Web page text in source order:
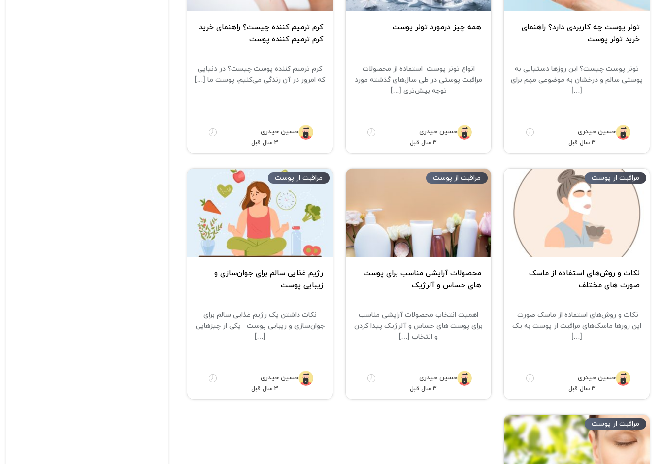
تونر پوست چه کاربردی دارد؟ راهنمای
خرید تونر پوست
تونر پوست چیست؟ این روزها دستیابی به
پوستی سالم و درخشان به موضوعی مهم برای
[…]
حسین حیدری
3 سال قبل
همه چیز درمورد تونر پوست
انواع تونر پوست استفاده از محصولات
مراقبت پوستی در طی سال‌های گذشته مورد
توجه بیش‌تری […]
حسین حیدری
3 سال قبل
کرم ترمیم کننده چیست؟ راهنمای خرید
کرم ترمیم کننده پوست
کرم ترمیم کننده پوست چیست؟ در دنیایی
که امروز در آن زندگی می‌کنیم، پوست ما […]
حسین حیدری
3 سال قبل
مراقبت از پوست
نکات و روش‌های استفاده از ماسک‌
صورت های مختلف
نکات و روش‌های استفاده از ماسک‌ صورت
این روزها ماسک‌های مراقبت از پوست به یک
[…]
حسین حیدری
3 سال قبل
مراقبت از پوست
محصولات آرایشی مناسب برای پوست
های حساس و آلرژیک
اهمیت انتخاب محصولات آرایشی مناسب
برای پوست های حساس و آلرژیک پیدا کردن
و انتخاب […]
حسین حیدری
3 سال قبل
مراقبت از پوست
رژیم غذایی سالم برای جوان‌سازی و
زیبایی پوست
نکات داشتن یک رژیم غذایی سالم برای
جوان‌سازی و زیبایی پوست یکی از چیزهایی
[…]
حسین حیدری
3 سال قبل
مراقبت از پوست